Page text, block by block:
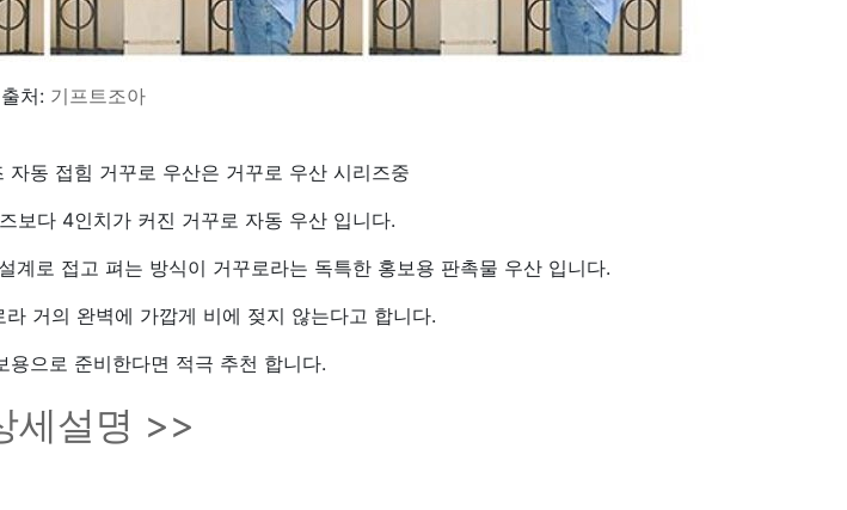
처: 기프트조아
동 접힘 거꾸로 우산은 거꾸로 우산 시리즈중
보다 4인치가 커진 거꾸로 자동 우산 입니다.
로 접고 펴는 방식이 거꾸로라는 독특한 홍보용 판촉물 우산 입니다.
거의 완벽에 가깝게 비에 젖지 않는다고 합니다.
용으로 준비한다면 적극 추천 합니다.
세설명 >>